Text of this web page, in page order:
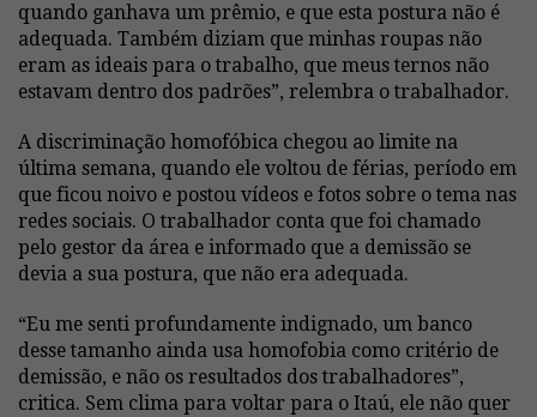
quando ganhava um prêmio, e que esta postura não é
adequada. Também diziam que minhas roupas não
eram as ideais para o trabalho, que meus ternos não
estavam dentro dos padrões”, relembra o trabalhador.
A discriminação homofóbica chegou ao limite na
última semana, quando ele voltou de férias, período em
que ficou noivo e postou vídeos e fotos sobre o tema nas
redes sociais. O trabalhador conta que foi chamado
pelo gestor da área e informado que a demissão se
devia a sua postura, que não era adequada.
“Eu me senti profundamente indignado, um banco
desse tamanho ainda usa homofobia como critério de
demissão, e não os resultados dos trabalhadores”,
critica. Sem clima para voltar para o Itaú, ele não quer